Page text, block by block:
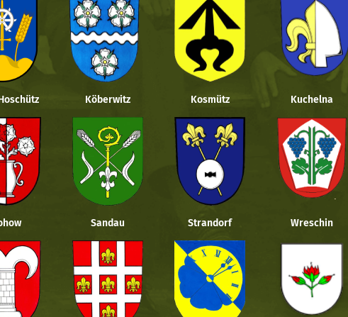
Köberwitz Kosmütz Kuchelna
Sandau Strandorf Wreschin